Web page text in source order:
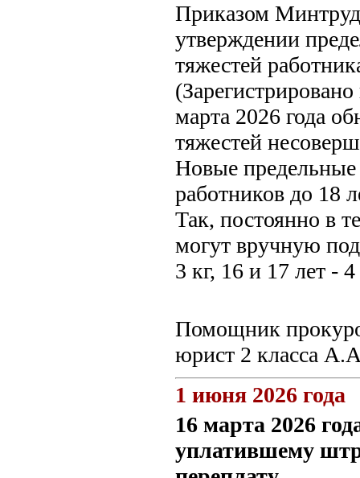
Приказом
утверждении
тяжестей
марта 2026 года
тяжестей
Новые
работников до 18
Так, постоянно в
могут вручную
3 кг, 16 и 17 лет -
Помощник
юрист 2 класса
1 июня 2026 года
16 марта 2026
уплатившему